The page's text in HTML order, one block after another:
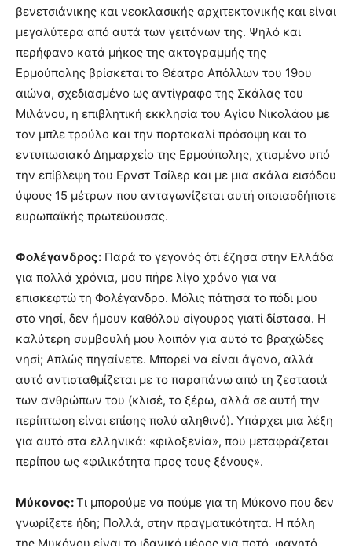
βενετσιάνικης και νεοκλασικής αρχιτεκτονικής και είναι
μεγαλύτερα από αυτά των γειτόνων της. Ψηλό και
περήφανο κατά μήκος της ακτογραμμής της
Ερμούπολης βρίσκεται το Θέατρο Απόλλων του 19ου
αιώνα, σχεδιασμένο ως αντίγραφο της Σκάλας του
Μιλάνου, η επιβλητική εκκλησία του Αγίου Νικολάου με
τον μπλε τρούλο και την πορτοκαλί πρόσοψη και το
εντυπωσιακό Δημαρχείο της Ερμούπολης, χτισμένο υπό
την επίβλεψη του Ερνστ Τσίλερ και με μια σκάλα εισόδου
ύψους 15 μέτρων που ανταγωνίζεται αυτή οποιασδήποτε
ευρωπαϊκής πρωτεύουσας.
Φολέγανδρος: Παρά το γεγονός ότι έζησα στην Ελλάδα
για πολλά χρόνια, μου πήρε λίγο χρόνο για να
επισκεφτώ τη Φολέγανδρο. Μόλις πάτησα το πόδι μου
στο νησί, δεν ήμουν καθόλου σίγουρος γιατί δίστασα. Η
καλύτερη συμβουλή μου λοιπόν για αυτό το βραχώδες
νησί; Απλώς πηγαίνετε. Μπορεί να είναι άγονο, αλλά
αυτό αντισταθμίζεται με το παραπάνω από τη ζεστασιά
των ανθρώπων του (κλισέ, το ξέρω, αλλά σε αυτή την
περίπτωση είναι επίσης πολύ αληθινό). Υπάρχει μια λέξη
για αυτό στα ελληνικά: «φιλοξενία», που μεταφράζεται
περίπου ως «φιλικότητα προς τους ξένους».
Μύκονος:Τι μπορούμε να πούμε για τη Μύκονο που δεν
γνωρίζετε ήδη; Πολλά, στην πραγματικότητα. Η πόλη